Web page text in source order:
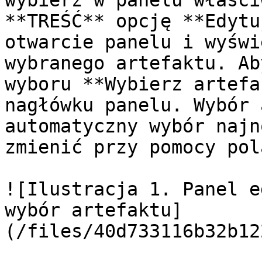
**TREŚĆ** opcję
otwarcie panelu i
wybranego artefaktu.
wyboru **Wybierz
nagłówku panelu.
automatyczny wybór
zmienić przy pomocy
![Ilustracja 1. Panel
wybór artefaktu]
(/files/